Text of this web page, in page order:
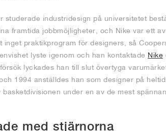
studerade industridesign på universitetet
framtida jobbmöjligheter, och Nike var ett
inget praktikprogram för designers, så
lyste igenom och han kontaktade Nike
lyckades han till slut övertyga
1994 anställdes han som designer på
basketdivisionen under en av de mest
med stjärnorna